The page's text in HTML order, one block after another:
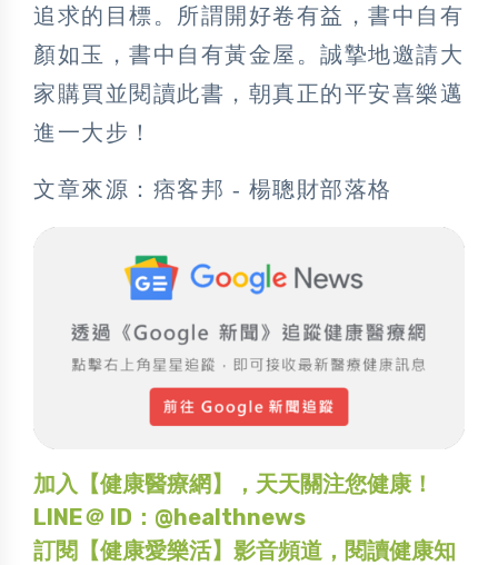
追求的目標。所謂開好卷有益，書中自有
顏如玉，書中自有黃金屋。誠摯地邀請大
家購買並閱讀此書，朝真正的平安喜樂邁
進一大步！
文章來源：痞客邦 - 楊聰財部落格
加入【健康醫療網】，天天關注您健康！
LINE＠ ID：@healthnews
訂閱【健康愛樂活】影音頻道，閱讀健康知